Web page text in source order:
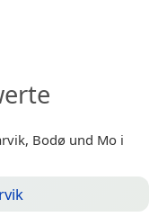
Bodø und Mo i